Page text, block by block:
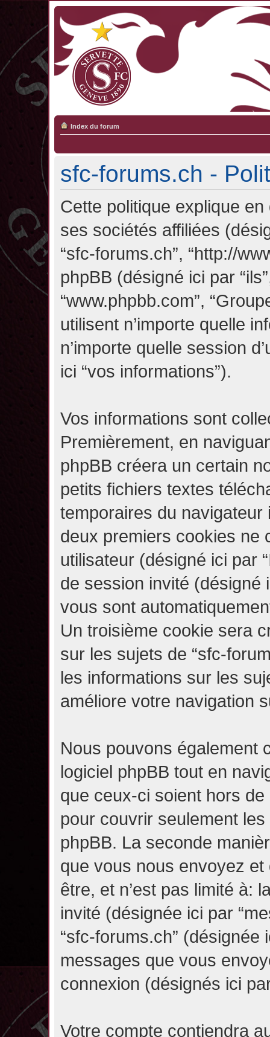
Index du forum
sfc-forums.ch -
Cette politique explique
ses sociétés affiliées
“sfc-forums.ch”, “http://
phpBB (désigné ici par
“www.phpbb.com”,
utilisent n’importe quelle
n’importe quelle session
ici “vos informations”).
Vos informations sont
Premièrement, en
phpBB créera un certain
petits fichiers textes
temporaires du
deux premiers cookies ne
utilisateur (désigné ici par
de session invité (désigné
vous sont
Un troisième cookie sera
sur les sujets de “sfc-
les informations sur les
améliore votre navigation
Nous pouvons également
logiciel phpBB tout en
que ceux-ci soient hors
pour couvrir seulement
phpBB. La seconde
que vous nous envoyez
être, et n’est pas limité à:
invité (désignée ici par
“sfc-forums.ch” (désignée
messages que vous
connexion (désignés ici
Votre compte contiendra